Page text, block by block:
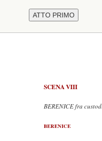
SCENA VIII
BERENICE fra
BERENICE
Io son,